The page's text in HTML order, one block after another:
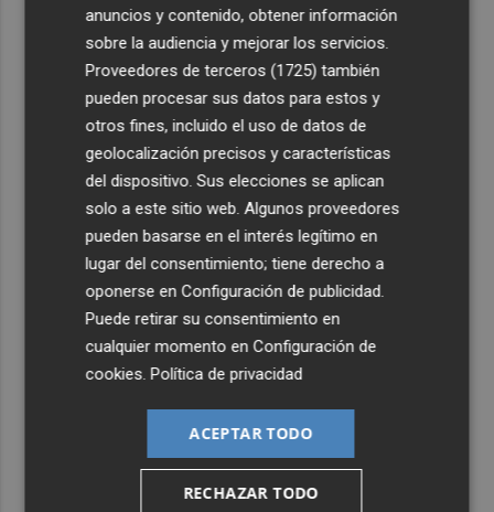
anuncios y contenido, obtener información
sobre la audiencia y mejorar los servicios.
Proveedores de terceros (1725) también
pueden procesar sus datos para estos y
otros fines, incluido el uso de datos de
geolocalización precisos y características
del dispositivo. Sus elecciones se aplican
solo a este sitio web. Algunos proveedores
pueden basarse en el interés legítimo en
lugar del consentimiento; tiene derecho a
oponerse enConfiguración de publicidad
Puede retirar su consentimiento en
cualquier momento enConfiguración de
cookies .Política de privacidad
ACEPTAR TODO
RECHAZAR TODO